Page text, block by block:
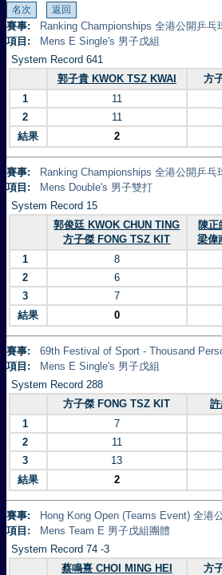
賽事:
Ranking Championships 全港公開乒乓
項目:
Mens E Single's 男子戊組
System Record 641
郭子貴 KWOK TSZ KWAI
方
1
11
2
11
結果
2
賽事:
Ranking Championships 全港公開乒乓
項目:
Mens Double's 男子雙打
System Record 15
郭俊廷 KWOK CHUN TING
方子傑 FONG TSZ KIT
陳
梁偉
1
8
2
6
3
7
結果
0
賽事:
69th Festival of Sport - Thousand
項目:
Mens E Single's 男子戊組
System Record 288
方子傑 FONG TSZ KIT
1
7
2
11
3
13
結果
2
賽事:
Hong Kong Open (Teams Event) 全港
項目:
Mens Team E 男子戊組團體
System Record 74 -3
蔡鳴熹 CHOI MING HEI
方